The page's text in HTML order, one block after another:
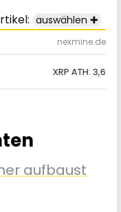
auswählen ✚
nexmine.de
XRP ATH:3,65 $
aufbaust